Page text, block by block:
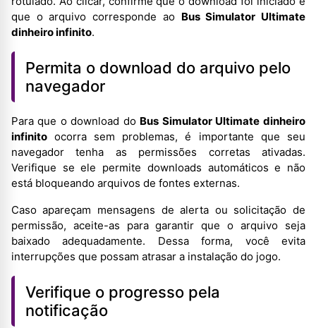
que o arquivo corresponde ao Bus Simulator Ultimate
dinheiro infinito.
Permita o download do arquivo pelo
navegador
Para que o download do Bus Simulator Ultimate dinheiro
infinitoocorra sem problemas, é importante que seu
navegador tenha as permissões corretas ativadas.
Verifique se ele permite downloads automáticos e não
está bloqueando arquivos de fontes externas.
Caso apareçam mensagens de alerta ou solicitação de
permissão, aceite-as para garantir que o arquivo seja
baixado adequadamente. Dessa forma, você evita
interrupções que possam atrasar a instalação do jogo.
Verifique o progresso pela
notificação